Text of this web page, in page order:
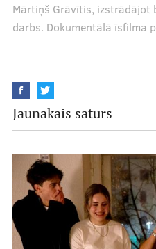
Mārtiņš Grāvītis, izstrādājot
darbs. Dokumentālā īsfilma
Jaunākais saturs